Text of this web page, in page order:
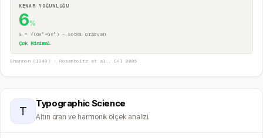
KENAR YOĞUNLUĞU
6%
G = √(Gx²+Gy²) — Sobel gradyan
Çok Minimal
Shannon (1948) · Rosenholtz et al., CHI 2005
T
Typographic Science
Altın oran ve harmonik ölçek analizi.